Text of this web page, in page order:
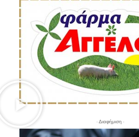
- Διαφήμιση -